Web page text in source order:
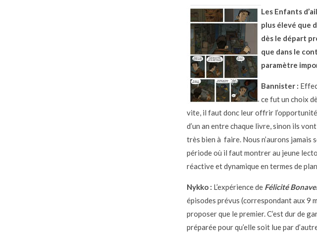
Les Enfants
plus élevé que
dès le départ
que dans le
paramètre
Bannister :
ce fut un choix
vite, il faut donc leur offrir
d’un an entre chaque livre, sinon ils
très bien à faire. Nous n’aurons jamais
période où il faut montrer au jeune
réactive et dynamique en termes de
Nykko : L’expérience de Félicité
épisodes prévus (correspondant aux 9
proposer que le premier. C’est dur de
préparée pour qu’elle soit lue par